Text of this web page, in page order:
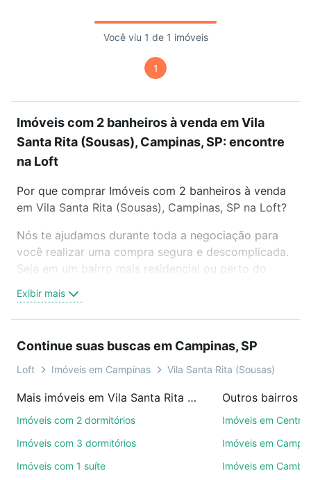
Você viu 1 de 1 imóveis
1
Imóveis com 2 banheiros à venda em Vila
Santa Rita (Sousas), Campinas, SP: encontre
na Loft
Por que comprar Imóveis com 2 banheiros à venda
em Vila Santa Rita (Sousas), Campinas, SP na Loft?
Nós te ajudamos durante toda a negociação para
você realizar uma compra segura e descomplicada.
Seja em um bairro mais residencial ou perto do
oferta ideal de Imóveis com 2 banheiros à venda em
Vila Santa Rita (Sousas), Campinas, SP para
ou por videochamada, é grátis, sem compromisso e
você ainda conta com mais de 46 mil corretores e
de imóveis.
ruas, bairros e até condomínios favoritos. Você
Exibir mais
Continue suas buscas em Campinas, SP
Loft Imóveis em Campinas Vila Santa Rita (Sousas)
Mais imóveis em Vila Santa Rita (Sousas)
Imóveis com 2 dormitórios
Imóveis com 3 dormitórios
Imóveis com 1 suíte
Outros bairros
Imóveis em Centro
Imóveis em
Imóveis em Cambuí